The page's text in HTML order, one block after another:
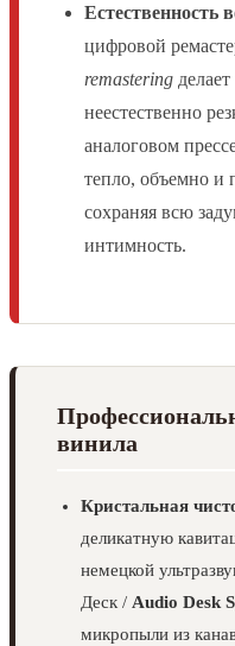
Естественность
цифровой
remastering
неестественно
аналоговом
тепло, объемно и
сохраняя всю
интимность.
винила
Кристальная
деликатную
немецкой
Деск / Audio Desk
микропыли из